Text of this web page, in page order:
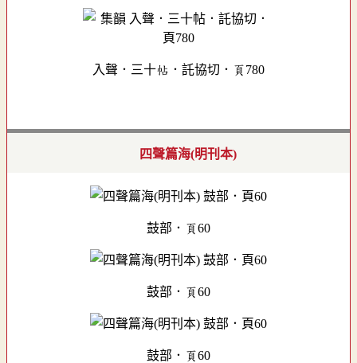
入聲．三十帖．託協切．頁780
四聲篇海(明刊本)
鼓部．頁60
鼓部．頁60
鼓部．頁60